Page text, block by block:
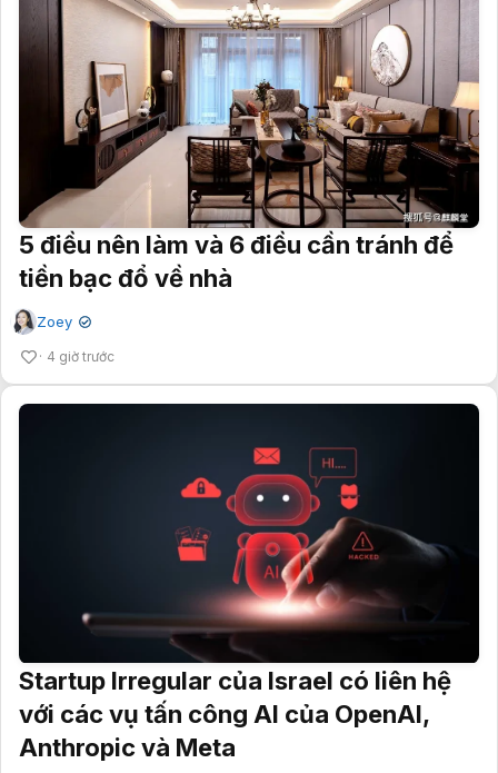
5 điều nên làm và 6 điều cần tránh để
tiền bạc đổ về nhà
Zoey ✔
4 giờ trước
Startup Irregular của Israel có liên hệ
với các vụ tấn công AI của OpenAI,
Anthropic và Meta